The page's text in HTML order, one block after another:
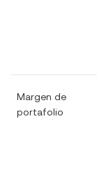
Margen de
portafolio